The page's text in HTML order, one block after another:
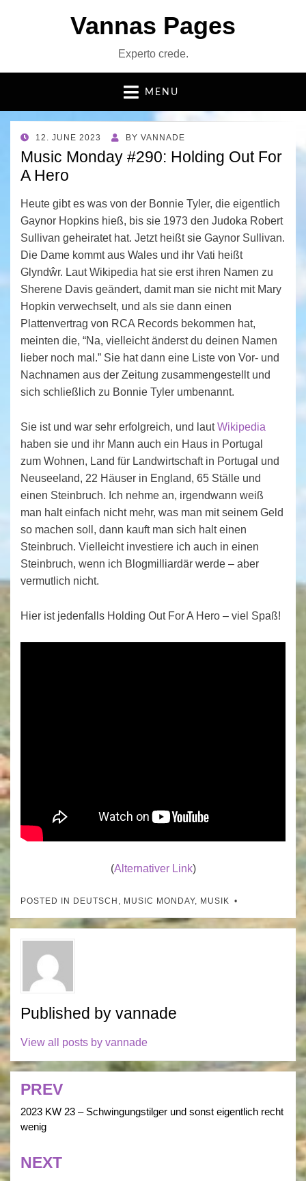
Vannas Pages
Experto crede.
MENU
POSTED
ON
12. JUNE 2023 BY VANNADE
Music Monday #290: Holding Out For
A Hero
Heute gibt es was von der Bonnie Tyler, die eigentlich
Gaynor Hopkins hieß, bis sie 1973 den Judoka Robert
Sullivan geheiratet hat. Jetzt heißt sie Gaynor Sullivan.
Die Dame kommt aus Wales und ihr Vati heißt
Glyndŵr. Laut Wikipedia hat sie erst ihren Namen zu
Sherene Davis geändert, damit man sie nicht mit Mary
Hopkin verwechselt, und als sie dann einen
Plattenvertrag von RCA Records bekommen hat,
meinten die, “Na, vielleicht änderst du deinen Namen
lieber noch mal.” Sie hat dann eine Liste von Vor- und
Nachnamen aus der Zeitung zusammengestellt und
sich schließlich zu Bonnie Tyler umbenannt.
Sie ist und war sehr erfolgreich, und lautWikipedia
haben sie und ihr Mann auch ein Haus in Portugal
zum Wohnen, Land für Landwirtschaft in Portugal und
Neuseeland, 22 Häuser in England, 65 Ställe und
einen Steinbruch. Ich nehme an, irgendwann weiß
man halt einfach nicht mehr, was man mit seinem Geld
so machen soll, dann kauft man sich halt einen
Steinbruch. Vielleicht investiere ich auch in einen
Steinbruch, wenn ich Blogmilliardär werde – aber
vermutlich nicht.
Hier ist jedenfalls Holding Out For A Hero – viel Spaß!
(Alternativer Link)
POSTED IN DEUTSCH MUSIC MONDAY, MUSIK
Published by vannade
View all posts by vannade
Post
navigation
PREV
2023 KW 23 – Schwingungstilger und sonst eigentlich recht
wenig
NEXT